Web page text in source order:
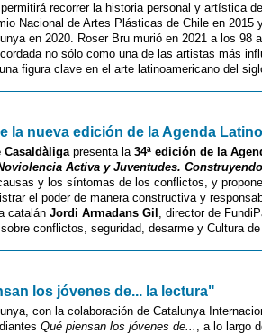
recorrer la historia personal y artística
Nacional de Artes Plásticas de Chile en 2015
en 2020. Roser Bru murió en 2021 a los 98
no sólo como una de las artistas más
figura clave en el arte latinoamericano del
la nueva edición de la Agenda
Casaldàligapresenta la 34ª edición de la
Activa y Juventudes.
y los síntomas de los conflictos, y
el poder de manera constructiva y
catalán Jordi Armadans Gil , director de
conflictos, seguridad, desarme y Cultura
los jóvenes de... la lectura"
con la colaboración de Catalunya
Qué piensan los jóvenes de... , a lo largo